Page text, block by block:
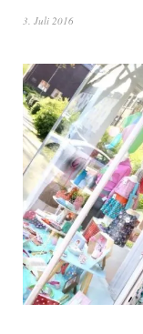
3. Juli 2016